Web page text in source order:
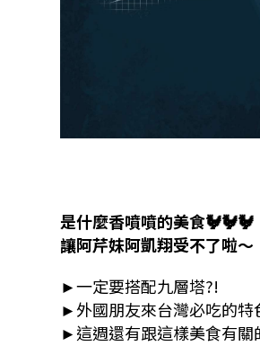
是什麼香噴噴的美食🐓🐓🐓
讓阿芹妹阿凱翔受不了啦～
►一定要搭配九層塔?!
►外國朋友來台灣必吃的特
►這週還有跟這樣美食有關